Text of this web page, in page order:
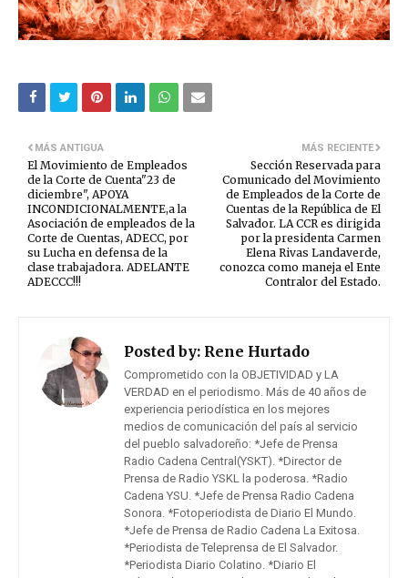
MÁS RECIENTE
Sección Reservada para
Comunicado del Movimiento
de Empleados de la Corte de
Cuentas de la República de El
Salvador. LA CCR es dirigida
por la presidenta Carmen
Elena Rivas Landaverde,
conozca como maneja el Ente
Contralor del Estado.
MÁS ANTIGUA
El Movimiento de Empleados
de la Corte de Cuenta"23 de
diciembre", APOYA
INCONDICIONALMENTE,a la
Asociación de empleados de la
Corte de Cuentas, ADECC, por
su Lucha en defensa de la
clase trabajadora. ADELANTE
ADECCC!!!
Posted by: Rene Hurtado
Comprometido con la OBJETIVIDAD y LA
VERDAD en el periodismo. Más de 40 años de
experiencia periodística en los mejores
medios de comunicación del país al servicio
del pueblo salvadoreño: *Jefe de Prensa
Radio Cadena Central(YSKT). *Director de
Prensa de Radio YSKL la poderosa. *Radio
Cadena YSU. *Jefe de Prensa Radio Cadena
Sonora. *Fotoperiodista de Diario El Mundo.
*Jefe de Prensa de Radio Cadena La Exitosa.
*Periodista de Teleprensa de El Salvador.
*Periodista Diario Colatino. *Diario El